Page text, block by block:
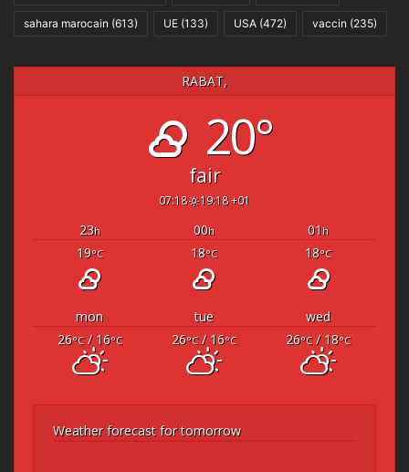
sahara marocain (613) UE (133) USA (472) vaccin (235)
RABAT,
20°
fair
07:18 19:18 +01
23h 00h 01 h
19°C 18°C 18°C
mon tue
wed
26°C/ 16°C 26°C/ 16°C 26°C/ 18°C
Weather forecast for tomorrow